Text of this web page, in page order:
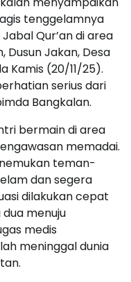
tenggelamnya
Qur’an di area
Dusun Jakan, Desa
Kamis (20/11/25).
serius dari
Bangkalan.
bermain di area
memadai.
teman-
dan segera
dilakukan cepat
menuju
medis
meninggal dunia